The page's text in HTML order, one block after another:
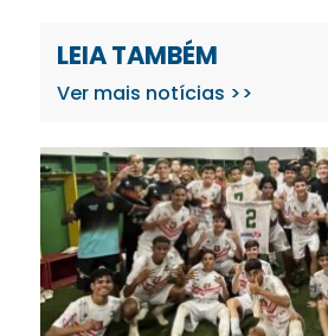
LEIA TAMBÉM
Ver mais notícias >>